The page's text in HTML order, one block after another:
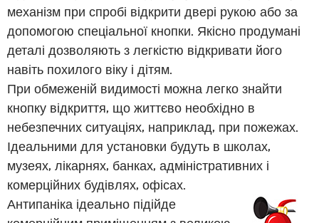
механізм при спробі відкрити двері рукою або за
допомогою спеціальної кнопки. Якісно продумані
деталі дозволяють з легкістю відкривати його
навіть похилого віку і дітям.
При обмеженій видимості можна легко знайти
кнопку відкриття, що життєво необхідно в
небезпечних ситуаціях, наприклад, при пожежах.
Ідеальними для установки будуть в школах,
музеях, лікарнях, банках, адміністративних і
комерційних будівлях, офісах.
Антипаніка ідеально підійде